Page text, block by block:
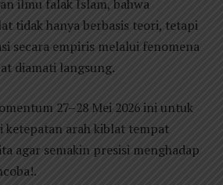
ilmu falak Islam, bahwa
tidak hanya berbasis teori, tetapi
secara empiris melalui fenomena
diamati langsung.
27–28 Mei 2026 ini untuk
ketepatan arah kiblat tempat
agar semakin presisi menghadap